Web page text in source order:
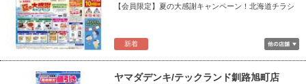
新着
【会員限定】夏の大感謝キャンペーン！北海道チラシ
ヤマダデンキ/テックランド釧路旭町店